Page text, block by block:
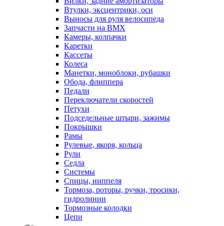
Втулки, эксцентрики, оси
Выносы для руля велосипеда
Запчасти на BMX
Камеры, колпачки
Каретки
Кассеты
Колеса
Манетки, моноблоки, рубашки
Обода, флиппера
Педали
Переключатели скоростей
Петухи
Подседельные штыри, зажимы
Покрышки
Рамы
Рулевые, якоря, кольца
Рули
Седла
Системы
Спицы, ниппеля
Тормоза, роторы, ручки, тросики,
гидролинии
Тормозные колодки
Цепи